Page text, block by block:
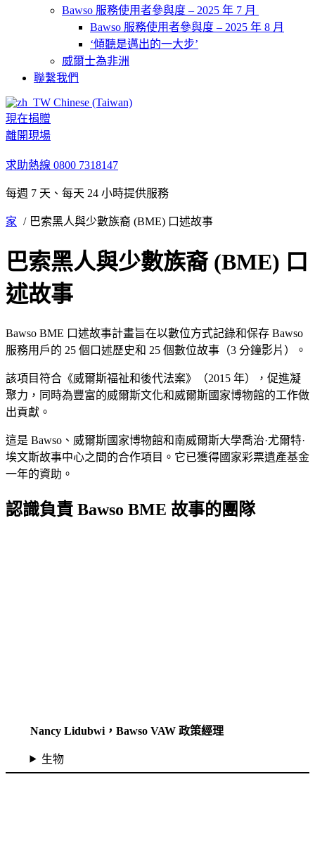
Bawso 服務使用者參與度 – 2025 年 7 月
Bawso 服務使用者參與度 – 2025 年 8 月
‘傾聽是邁出的一大步’
威爾士為非洲
聯繫我們
Chinese (Taiwan)
現在捐贈
離開現場
求助熱線 0800 7318147
每週 7 天、每天 24 小時提供服務
家 巴索黑人與少數族裔 (BME) 口述故事
巴索黑人與少數族裔 (BME) 口
述故事
Bawso BME 口述故事計畫旨在以數位方式記錄和保存 Bawso
服務用戶的 25 個口述歷史和 25 個數位故事（3 分鐘影片）。
該項目符合《威爾斯福祉和後代法案》（2015 年），促進凝
聚力，同時為豐富的威爾斯文化和威爾斯國家博物館的工作做
出貢獻。
這是 Bawso、威爾斯國家博物館和南威爾斯大學喬治·尤爾特·
埃文斯故事中心之間的合作項目。它已獲得國家彩票遺產基金
一年的資助。
認識負責 Bawso BME 故事的團隊
Nancy Lidubwi，Bawso VAW 政策經理
生物